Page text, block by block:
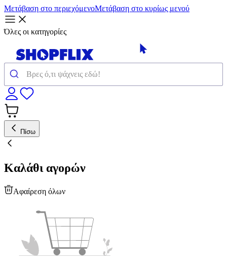
Μετάβαση στο περιεχόμενοΜετάβαση στο κυρίως μενού
Όλες οι κατηγορίες
Πίσω
Καλάθι αγορών
Αφαίρεση όλων